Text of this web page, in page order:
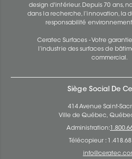
design d'intérieur. Depuis 70 ans,
dans la recherche, l’innovation, la
responsabilité
Ceratec Surfaces - Votre
l’industrie des surfaces de
commercial.
Siège Social De
414 Avenue Saint-
Ville de Québec,
Administration:
Télécopieur :